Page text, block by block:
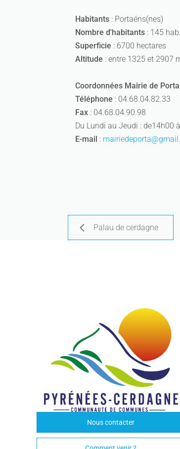
Habitants : Portaéns(nes)
Nombre d'habitants : 145 hab.
Superficie : 6700 hectares
Altitude : entre 1325 et 2907
Coordonnées Mairie de Porta
Téléphone : 04.68.04.82.33
Fax : 04.68.04.90.98
Du Lundi au Jeudi : de14h00
E-mail :
Palau de cerdagne
Nous contacter